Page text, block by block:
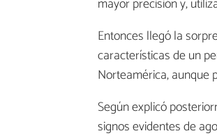
Entonces llegó la
características de un
Norteamérica, aunque
Según explicó
signos evidentes de